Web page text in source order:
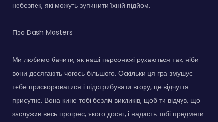
небезпек, які можуть зупинити їхній підйом.
Про Dash Masters
Ми любимо бачити, як наші персонажі рухаються так, ніби
вони досягають чогось більшого. Оскільки ця гра змушує
тебе прискорюватися і підстрибувати вгору, це відчуття
присутнє. Вона кине тобі безліч викликів, щоб ти відчув, що
заслужив весь прогрес, якого досяг, і надасть тобі предмети